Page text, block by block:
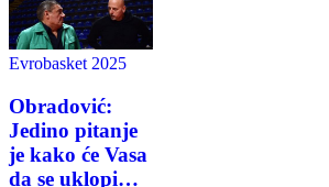
Evrobasket 2025
Obradović:
Jedino pitanje
je kako će Vasa
da se uklopi…